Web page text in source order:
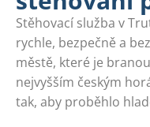
Stěhovací služba v
rychle, bezpečně a
městě, které je
nejvyšším českým
tak, aby proběhlo